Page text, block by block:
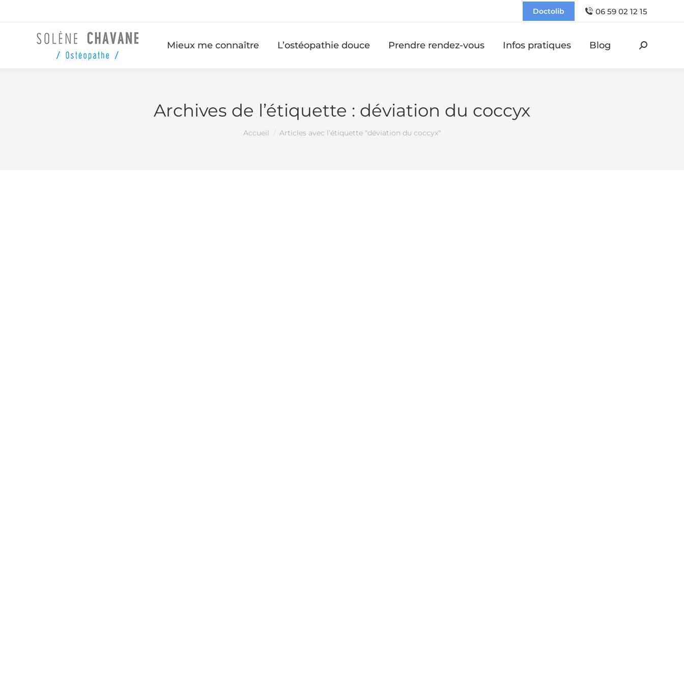
Doctolib 06 59 02 12 15
Mieux me connaître L’ostéopathie douce Prendre rendez-vous Infos pratiques Blog
Archives de l’étiquette : déviation du coccyx
Vous êtes ici :
Accueil Articles avec l’étiquette "déviation du coccyx"